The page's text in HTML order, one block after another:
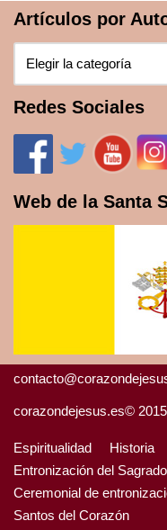
Artículos por
Redes Sociales
Web de la Santa
corazondejesus.es©
Espiritualidad Historia
Entronización del
Ceremonial de
Santos del Corazón